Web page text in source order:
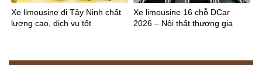
Xe limousine đi Tây Ninh chất
lượng cao, dịch vụ tốt
Xe limousine 16 chỗ DCar
2026 – Nội thất thương gia